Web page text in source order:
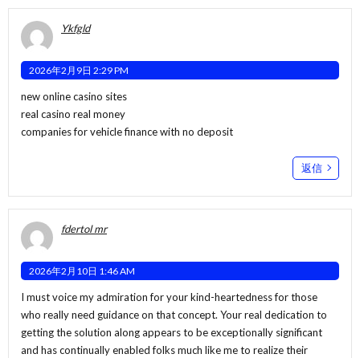
Ykfgld
2026年2月9日 2:29 PM
new online casino sites
real casino real money
companies for vehicle finance with no deposit
返信
fdertol mr
2026年2月10日 1:46 AM
I must voice my admiration for your kind-heartedness for those
who really need guidance on that concept. Your real dedication to
getting the solution along appears to be exceptionally significant
and has continually enabled folks much like me to realize their